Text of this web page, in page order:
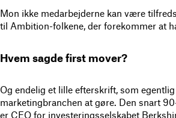
Mon ikke medarbejderne kan være
til Ambition-folkene, der forekommer at
Hvem sagde first mover?
Og endelig et lille efterskrift, som
marketingbranchen at gøre. Den snart
er CEO for investeringsselskabet